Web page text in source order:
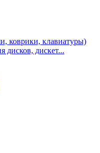
коврики, клавиатуры)
дисков, дискет...